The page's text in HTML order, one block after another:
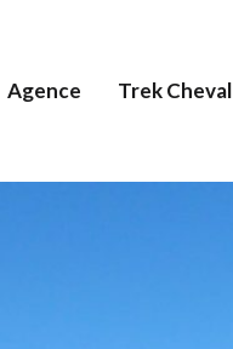
Agence Trek Cheval